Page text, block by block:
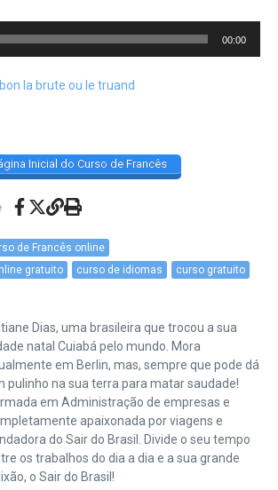
00:00
la brute ou le truand
Inicial do Curso de Francês
de Francês online
gratuito
curso de idiomas curso gratuito
Dias, uma brasileira que trocou a sua
natal Cuiabá pelo mundo. Mora
em Berlin, mas, sempre que pode dá
pulinho na sua terra para matar saudade!
em Administração de empresas e
apaixonada por viagens e
do Sair do Brasil. Divide o seu tempo
os trabalhos do dia a dia e a sua grande
o Sair do Brasil!